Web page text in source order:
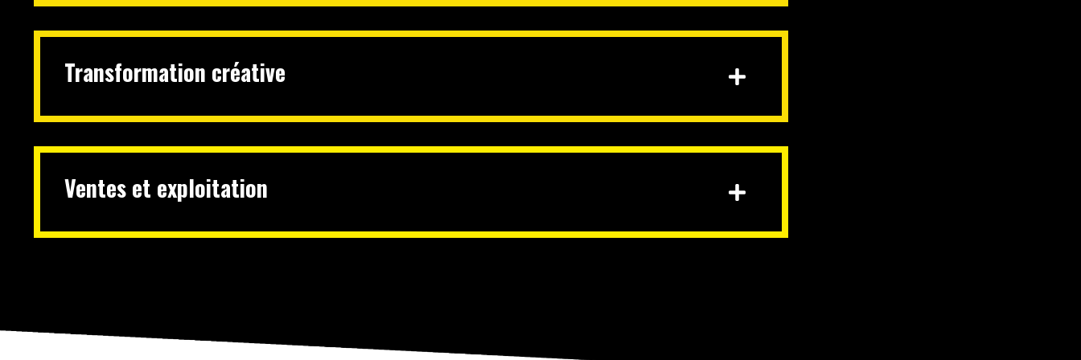
Transformation créative
Ventes et exploitation